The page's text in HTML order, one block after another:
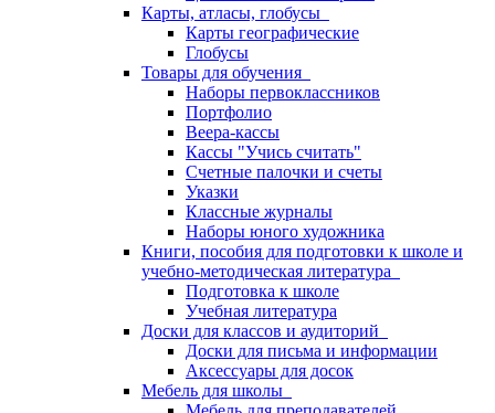
Карты, атласы, глобусы
Карты географические
Глобусы
Товары для обучения
Наборы первоклассников
Портфолио
Веера-кассы
Кассы "Учись считать"
Счетные палочки и счеты
Указки
Классные журналы
Наборы юного художника
Книги, пособия для подготовки к школе и
учебно-методическая литература
Подготовка к школе
Учебная литература
Доски для классов и аудиторий
Доски для письма и информации
Аксессуары для досок
Мебель для школы